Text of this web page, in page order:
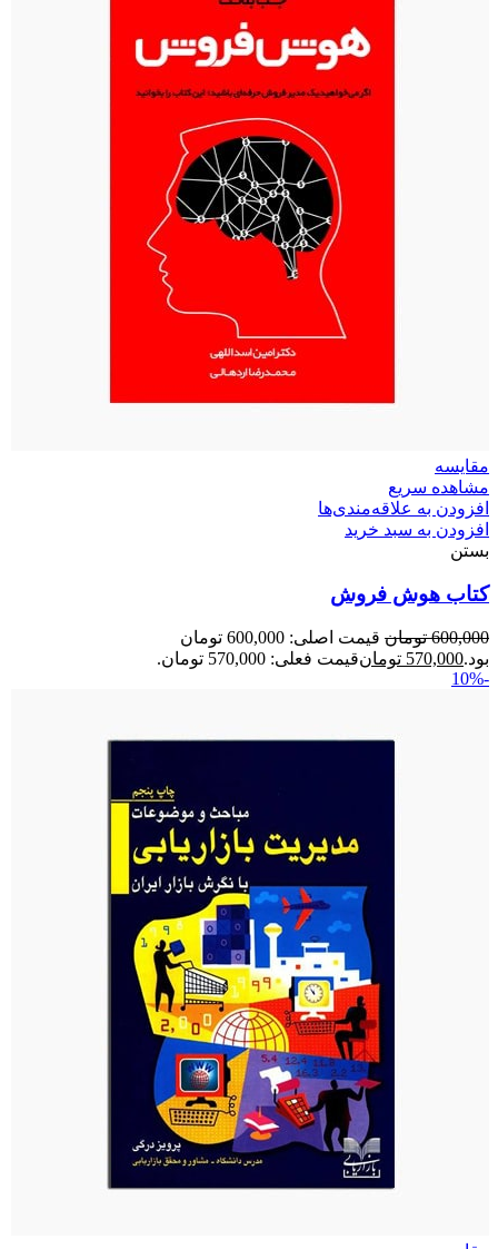
مقایسه
مشاهده سریع
افزودن به علاقه‌مندی‌ها
افزودن به سبد خرید
بستن
کتاب هوش فروش
600,000 تومان
قیمت اصلی: 600,000 تومان
بود.570,000 تومانقیمت فعلی: 570,000 تومان.
-10%